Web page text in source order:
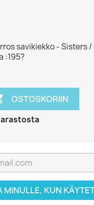
savikiekko - Sisters /
:195?
OSTOSKORIIN
MINULLE, KUN